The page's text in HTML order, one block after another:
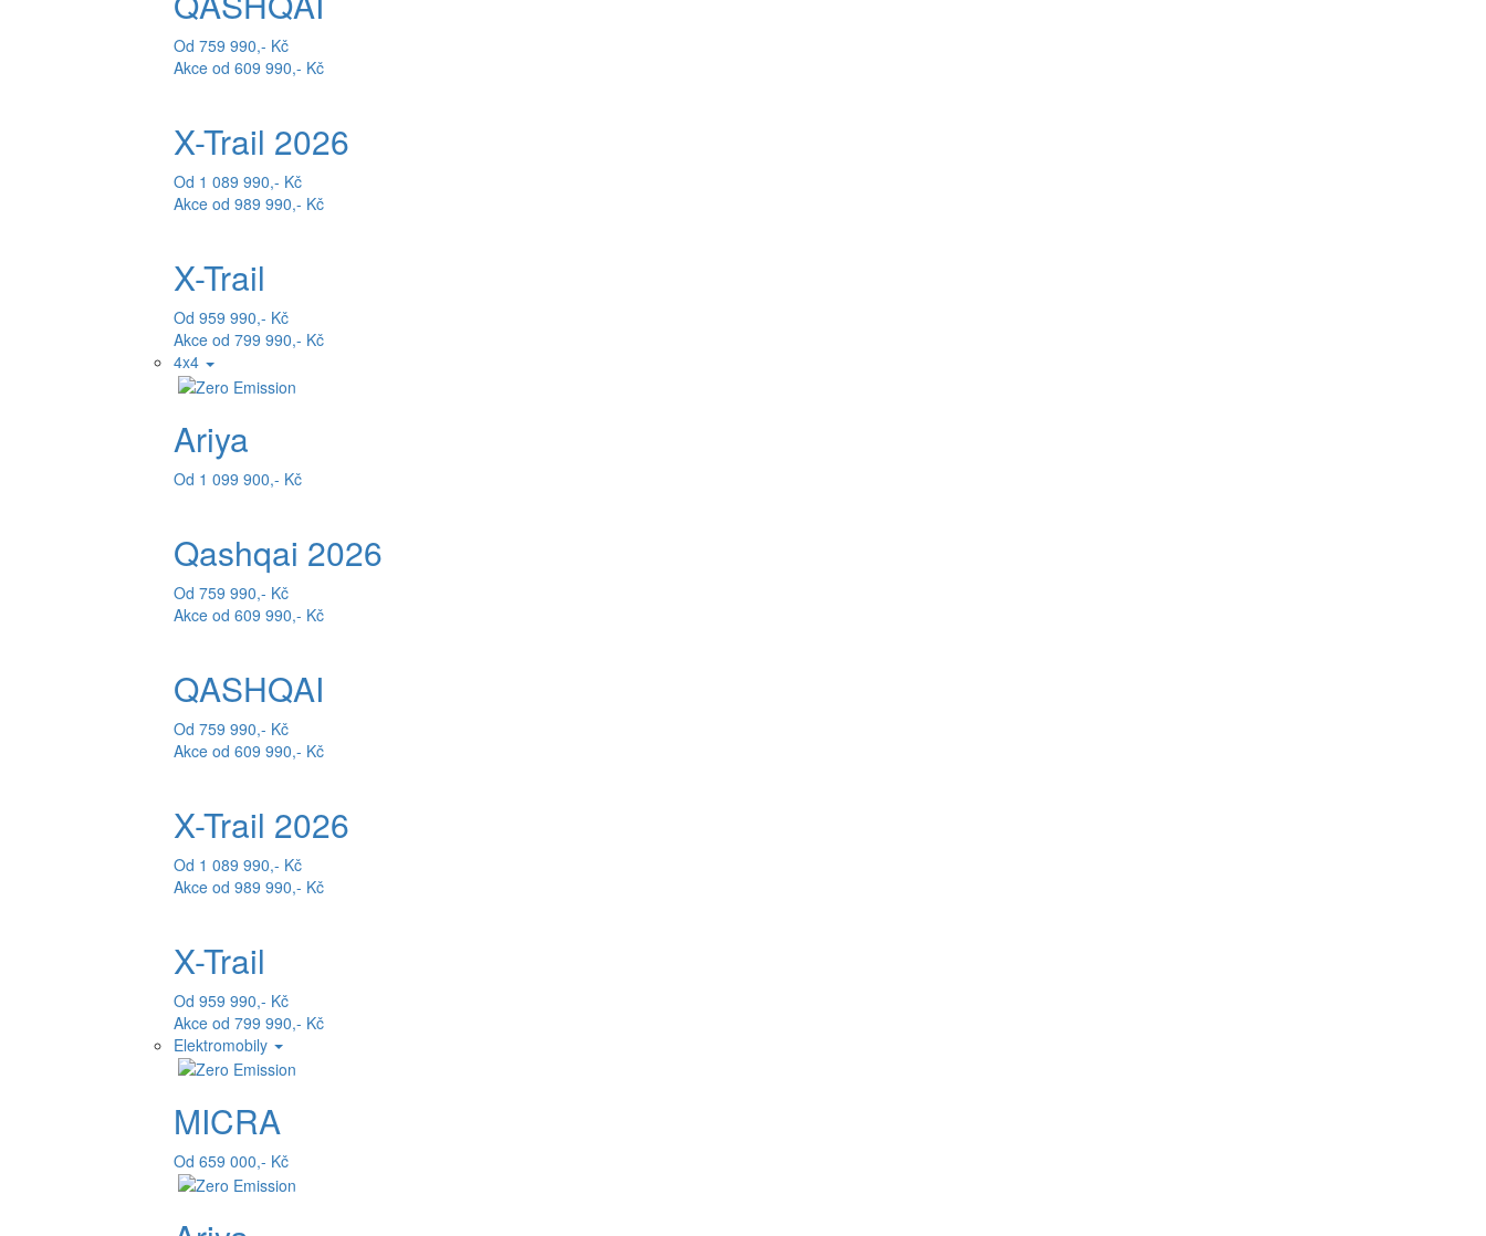
Od 759 990,- Kč
Akce od 609 990,- Kč
X-Trail 2026
Od 1 089 990,- Kč
Akce od 989 990,- Kč
X-Trail
Od 959 990,- Kč
Akce od 799 990,- Kč
4x4
Ariya
Od 1 099 900,- Kč
Qashqai 2026
Od 759 990,- Kč
Akce od 609 990,- Kč
QASHQAI
Od 759 990,- Kč
Akce od 609 990,- Kč
X-Trail 2026
Od 1 089 990,- Kč
Akce od 989 990,- Kč
X-Trail
Od 959 990,- Kč
Akce od 799 990,- Kč
Elektromobily
MICRA
Od 659 000,- Kč